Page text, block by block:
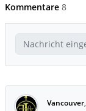
Kommentare 8
Vancouver,